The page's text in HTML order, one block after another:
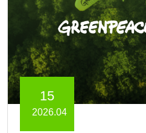
15
2026.04